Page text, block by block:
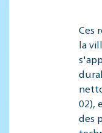
Ces
la
02),
des